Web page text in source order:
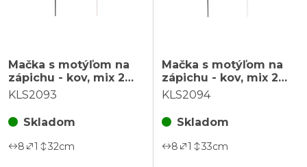
Mačka s motýľom na
zápichu - kov, mix 2
farieb, cena za 1 ks
KLS2093
Skladom
8 1 32cm
Mačka s motýľom na
zápichu - kov, mix 2
farieb, cena za 1 ks
KLS2094
Skladom
8 1 33cm